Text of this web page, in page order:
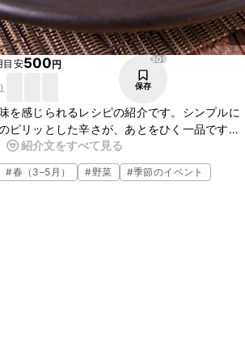
目安500円
)
309
保存
を感じられるレシピの紹介です。シンプルに
ピリッとした辛さが、あとをひく一品です。
も合いますよ。エビや、野菜を加えれば豪華
ひ作ってみてください。
紹介文をすべて見る
#春（3–5月） #野菜 #季節のイベント